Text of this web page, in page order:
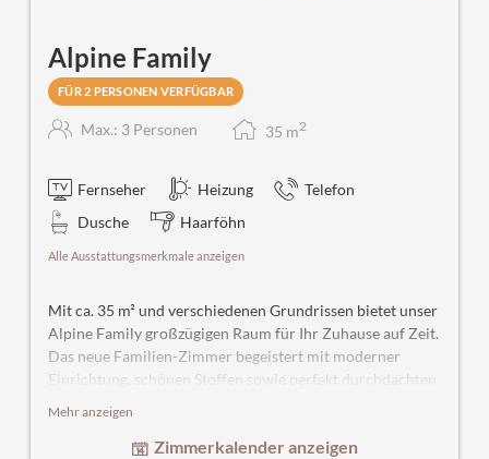
Alpine Family
FÜR 2 PERSONEN VERFÜGBAR
Max.: 3 Personen 35 m2
Fernseher Heizung
Telefon
Dusche
Haarföhn
Alle Ausstattungsmerkmale anzeigen
Mit ca. 35 m² und verschiedenen Grundrissen bietet unser
Alpine Family großzügigen Raum für Ihr Zuhause auf Zeit.
Das neue Familien-Zimmer begeistert mit moderner
Einrichtung, schönen Stoffen sowie perfekt durchdachten
Im Wohn-Schlafbereich lassen sich gemütliche Stunden
Mehr anzeigen
Zimmerkalender anzeigen